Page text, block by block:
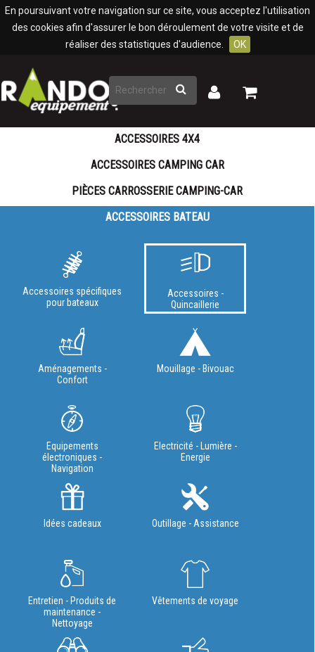
En poursuivant votre navigation sur ce site, vous acceptez l'utilisation
des cookies afin d'assurer le bon déroulement de votre visite et de
réaliser des statistiques d'audience.
OK
Rechercher
Mon
Mon
ACCESSOIRES 4X4
ACCESSOIRES CAMPING CAR
PIÈCES CARROSSERIE CAMPING-CAR
ACCESSOIRES BATEAU
Accessoires spécifiques
pour bateaux
Accessoires -
Quincaillerie
Aménagements -
Confort
Mouillage - Bivouac
Equipements
électroniques -
Navigation
Electricité - Lumière -
Energie
Idées cadeaux Outillage - Assistance
Entretien - Produits de
maintenance -
Nettoyage
Vêtements de voyage
Panneau de gestion des cookies